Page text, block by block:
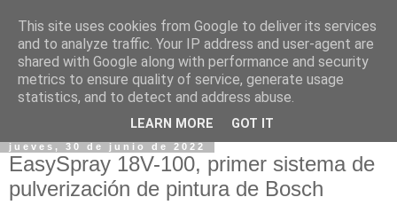
jueves, 30 de junio de 2022
EasySpray 18V-100, primer sistema de
pulverización de pintura de Bosch
This site uses cookies from Google to deliver its services
and to analyze traffic. Your IP address and user-agent are
shared with Google along with performance and security
metrics to ensure quality of service, generate usage
statistics, and to detect and address abuse.
LEARN MORE GOT IT